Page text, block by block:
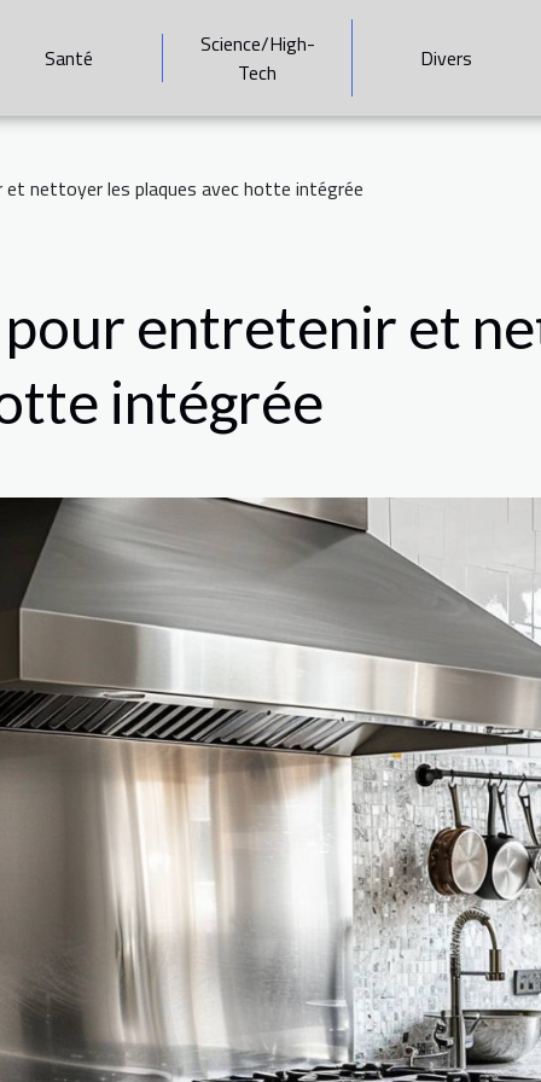
Santé
Science/High-
Tech
Divers
et nettoyer les plaques avec hotte intégrée
entretenir et
intégrée